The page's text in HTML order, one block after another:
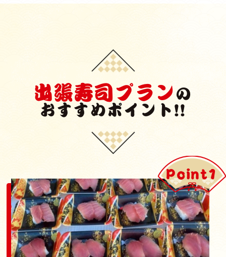
出張寿司プラン の
おすすめポイント!!
Point1